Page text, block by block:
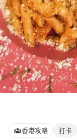
香港攻略 打卡